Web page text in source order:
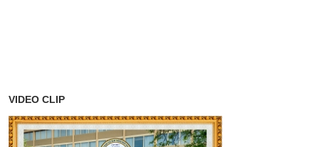
VIDEO CLIP